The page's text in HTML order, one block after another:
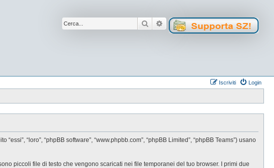
Cerca Ricerca avanzata
Login
Iscriviti
“loro”, “phpBB software”, “www.phpbb.com”, “phpBB Limited”, “phpBB Teams”) usano
piccoli file di testo che vengono scaricati nei file temporanei del tuo browser. I primi due